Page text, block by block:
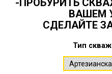
ВАШЕМ
СДЕЛАЙТЕ
Тип